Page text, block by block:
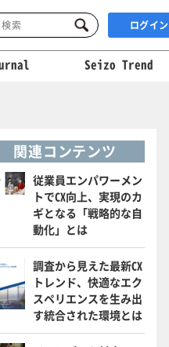
ログイン
Seizo Trend
関連コンテンツ
従業員エンパワーメン
トでCX向上、実現のカ
ギとなる「戦略的な自
動化」とは
調査から見えた最新CX
トレンド、快適なエク
スペリエンスを生み出
す統合された環境とは